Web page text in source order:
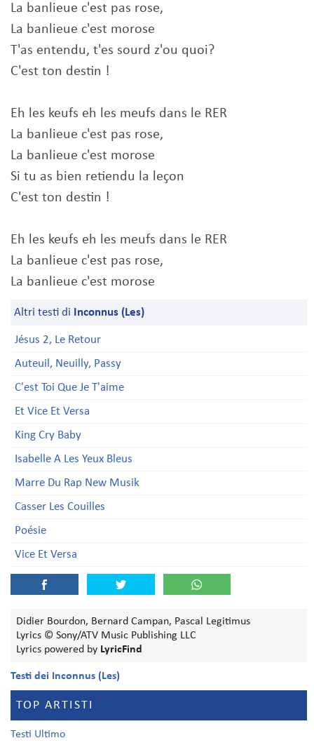
La banlieue c'est pas rose,
La banlieue c'est morose
T'as entendu, t'es sourd z'ou quoi?
C'est ton destin !
Eh les keufs eh les meufs dans le RER
La banlieue c'est pas rose,
La banlieue c'est morose
Si tu as bien retiendu la leçon
C'est ton destin !
Eh les keufs eh les meufs dans le RER
La banlieue c'est pas rose,
La banlieue c'est morose
Altri testi di Inconnus (Les)
Jésus 2, Le Retour
Auteuil, Neuilly, Passy
C'est Toi Que Je T'aime
Et Vice Et Versa
King Cry Baby
Isabelle A Les Yeux Bleus
Marre Du Rap New Musik
Casser Les Couilles
Poésie
Vice Et Versa
Didier Bourdon, Bernard Campan, Pascal Legitimus
Lyrics © Sony/ATV Music Publishing LLC
Lyrics powered by LyricFind
Testi dei Inconnus (Les)
TOP ARTISTI
Testi Ultimo